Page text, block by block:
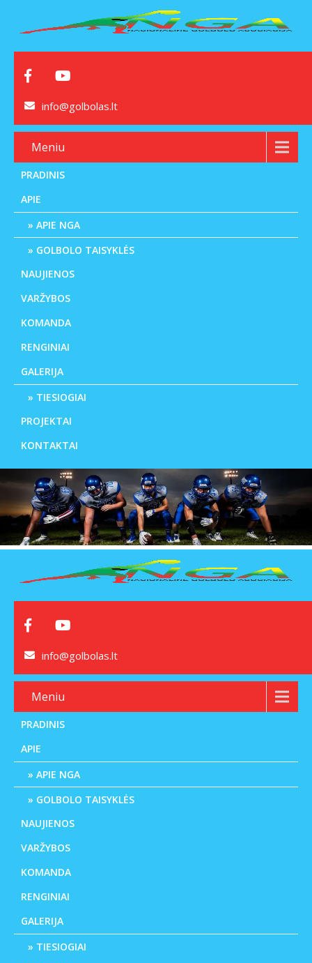
info@golbolas.lt
Meniu
PRADINIS
APIE
APIE NGA
GOLBOLO TAISYKLĖS
NAUJIENOS
VARŽYBOS
KOMANDA
RENGINIAI
GALERIJA
TIESIOGIAI
PROJEKTAI
KONTAKTAI
info@golbolas.lt
Meniu
PRADINIS
APIE
APIE NGA
GOLBOLO TAISYKLĖS
NAUJIENOS
VARŽYBOS
KOMANDA
RENGINIAI
GALERIJA
TIESIOGIAI